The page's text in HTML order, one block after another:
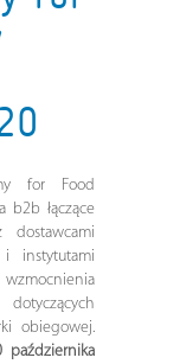
for Food
b2b łączące
i instytutami
obiegowej.
października